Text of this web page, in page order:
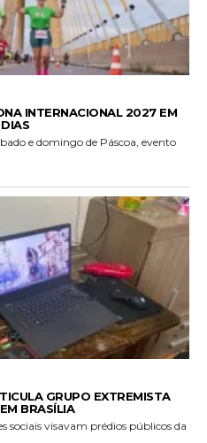
INTERNACIONAL 2027 EM
e domingo de Páscoa, evento
GRUPO EXTREMISTA
BRASÍLIA
sociais visavam prédios públicos da